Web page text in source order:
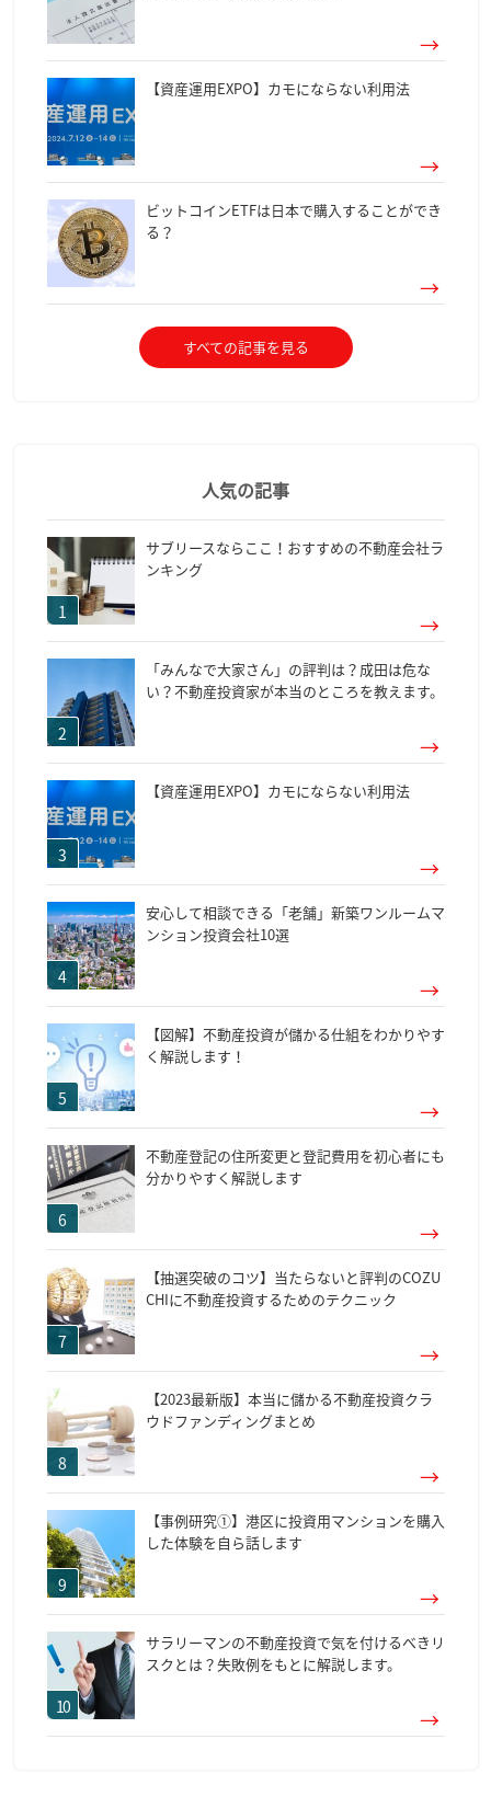
【資産運用EXPO】カモにならない利用法
ビットコインETFは日本で購入することができ
る？
すべての記事を見る
人気の記事
サブリースならここ！おすすめの不動産会社ラ
ンキング
「みんなで大家さん」の評判は？成田は危な
い？不動産投資家が本当のところを教えます。
【資産運用EXPO】カモにならない利用法
安心して相談できる「老舗」新築ワンルームマ
ンション投資会社10選
【図解】不動産投資が儲かる仕組をわかりやす
く解説します！
不動産登記の住所変更と登記費用を初心者にも
分かりやすく解説します
【抽選突破のコツ】当たらないと評判のCOZU
CHIに不動産投資するためのテクニック
【2023最新版】本当に儲かる不動産投資クラ
ウドファンディングまとめ
【事例研究①】港区に投資用マンションを購入
した体験を自ら話します
サラリーマンの不動産投資で気を付けるべきリ
スクとは？失敗例をもとに解説します。